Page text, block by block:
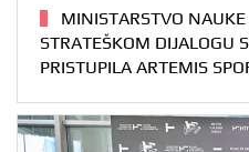
MINISTARSTVO
STRATEŠKOM DIJALOGU
PRISTUPILA ARTEMIS